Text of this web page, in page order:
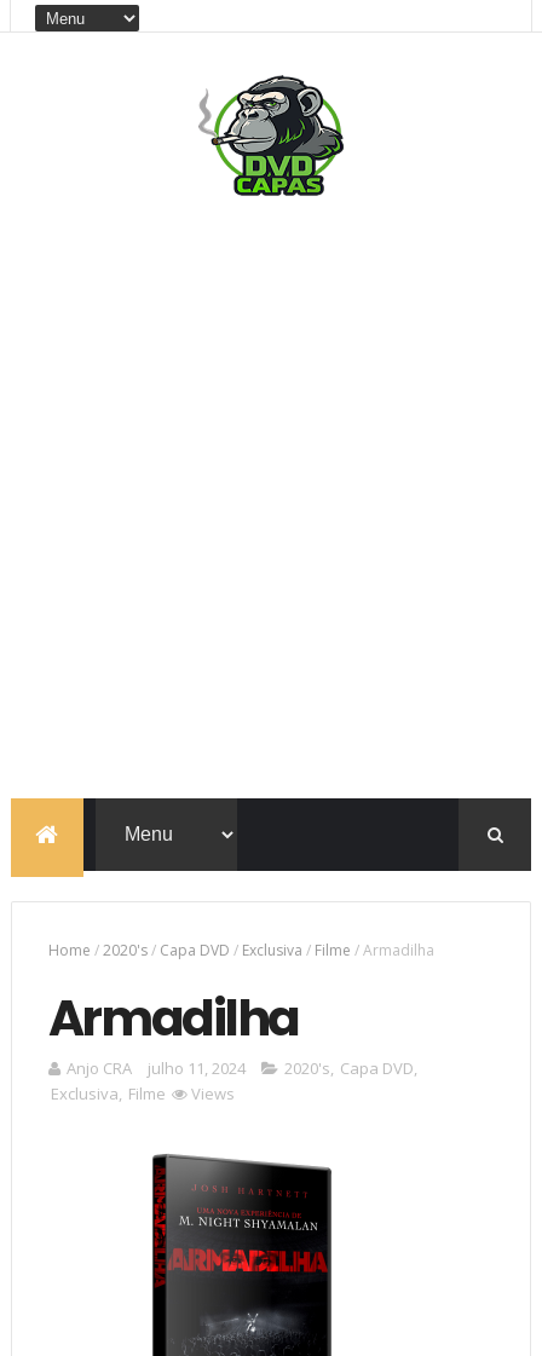
Home /2020's/ Capa DVD / Exclusiva / Filme /Armadilha
Armadilha
Anjo CRA julho 11, 2024 2020's, Capa DVD,
Exclusiva, Filme Views